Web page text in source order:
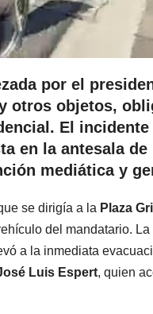
por el
otros objetos,
El
en la antesala de
mediática y
se dirigía a la Plaza
del mandatario.
a la inmediata
Luis Espert, quien